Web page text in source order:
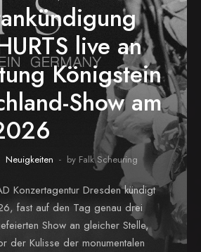
live an
Königstein
Show am
Neuigkeiten by Falk Scheuring
Konzertagentur Dresden kündigt
fast auf den Tag genau drei
Show an gleicher Stelle,
der Kulisse der monumentalen